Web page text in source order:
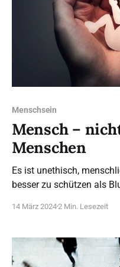
Menschsein
Mensch –
Menschen
Es ist unethisch,
besser zu schützen als
EU-Staaten umgesetzt zu
14 März 20242 Min. Lesezeit